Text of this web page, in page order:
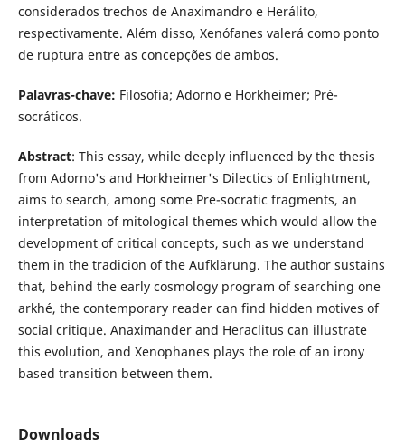
considerados trechos de Anaximandro e Herálito,
respectivamente. Além disso, Xenófanes valerá como ponto
de ruptura entre as concepções de ambos.
Palavras-chave: Filosofia; Adorno e Horkheimer; Pré-
socráticos.
Abstract: This essay, while deeply influenced by the thesis
from Adorno's and Horkheimer's Dilectics of Enlightment,
aims to search, among some Pre-socratic fragments, an
interpretation of mitological themes which would allow the
development of critical concepts, such as we understand
them in the tradicion of the Aufklärung. The author sustains
that, behind the early cosmology program of searching one
arkhé, the contemporary reader can find hidden motives of
social critique. Anaximander and Heraclitus can illustrate
this evolution, and Xenophanes plays the role of an irony
based transition between them.
Downloads